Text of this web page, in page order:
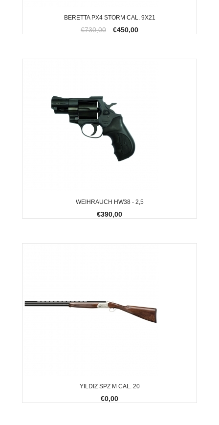
BERETTA PX4 STORM CAL. 9X21
€730,00 €450,00
WEIHRAUCH HW38 - 2,5
€390,00
YILDIZ SPZ M CAL. 20
€0,00